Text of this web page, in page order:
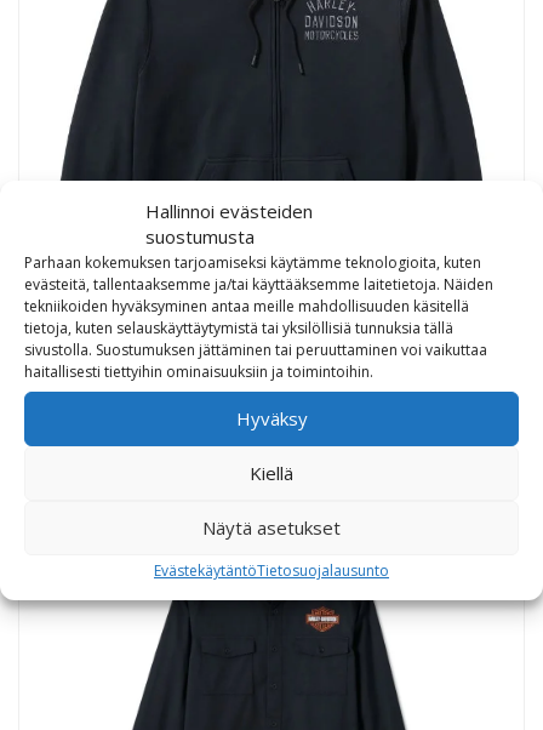
Hallinnoi evästeiden
suostumusta
Parhaan kokemuksen tarjoamiseksi käytämme teknologioita, kuten
evästeitä, tallentaaksemme ja/tai käyttääksemme laitetietoja. Näiden
tekniikoiden hyväksyminen antaa meille mahdollisuuden käsitellä
tietoja, kuten selauskäyttäytymistä tai yksilöllisiä tunnuksia tällä
sivustolla. Suostumuksen jättäminen tai peruuttaminen voi vaikuttaa
haitallisesti tiettyihin ominaisuuksiin ja toimintoihin.
Hyväksy
Kiellä
Näytä asetukset
EvästekäytäntöTietosuojalausunto
Harley-Davidson Zip Hoodie Plaid Lined black
173,00€